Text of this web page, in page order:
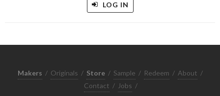
LOG IN
Makers / Originals / Store / Sample / Redeem / About /
Contact / Jobs /